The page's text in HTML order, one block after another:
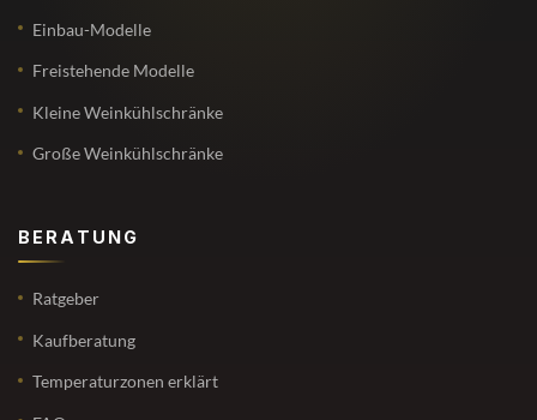
Einbau-Modelle
Freistehende Modelle
Kleine Weinkühlschränke
Große Weinkühlschränke
BERATUNG
Ratgeber
Kaufberatung
Temperaturzonen erklärt